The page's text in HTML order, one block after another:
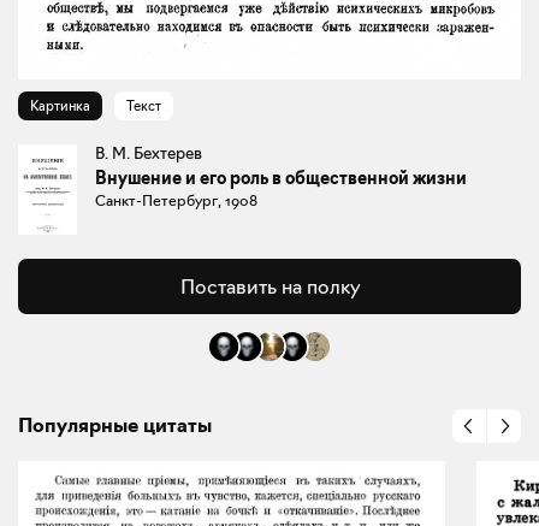
Картинка Текст
В. М. Бехтерев
Внушение и его роль в общественной жизни
Санкт-Петербург, 1908
Поставить на полку
Популярные цитаты